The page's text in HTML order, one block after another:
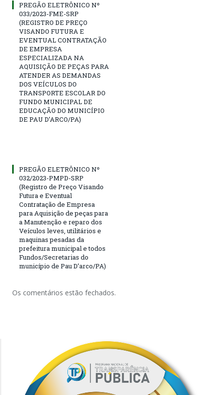
PREGÃO ELETRÔNICO Nº
033/2023-FME-SRP
(REGISTRO DE PREÇO
VISANDO FUTURA E
EVENTUAL CONTRATAÇÃO
DE EMPRESA
ESPECIALIZADA NA
AQUISIÇÃO DE PEÇAS PARA
ATENDER AS DEMANDAS
DOS VEÍCULOS DO
TRANSPORTE ESCOLAR DO
FUNDO MUNICIPAL DE
EDUCAÇÃO DO MUNICÍPIO
DE PAU D’ARCO/PA)
PREGÃO ELETRÔNICO Nº
032/2023-PMPD-SRP
(Registro de Preço Visando
Futura e Eventual
Contratação de Empresa
para Aquisição de peças para
a Manutenção e reparo dos
Veículos leves, utilitários e
maquinas pesadas da
prefeitura municipal e todos
Fundos/Secretarias do
município de Pau D’arco/PA)
Os comentários estão fechados.